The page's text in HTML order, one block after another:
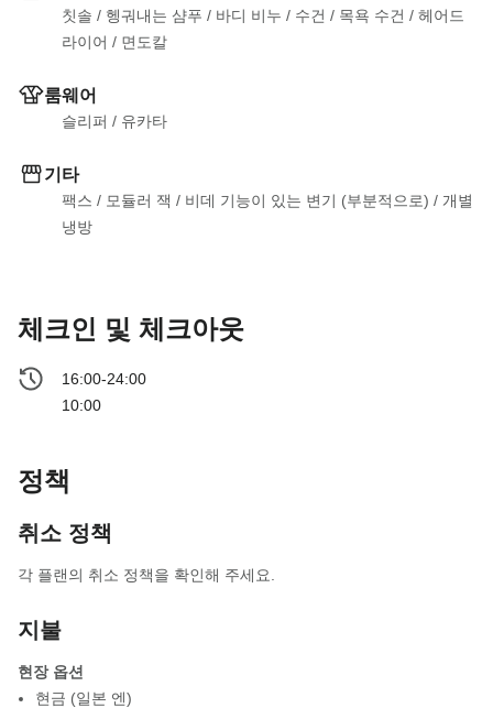
칫솔 / 헹궈내는 샴푸 / 바디 비누 / 수건 / 목욕 수건 / 헤어드
라이어 / 면도칼
룸웨어
슬리퍼 / 유카타
기타
팩스 / 모듈러 잭 / 비데 기능이 있는 변기 (부분적으로) / 개별
냉방
체크인 및 체크아웃
16:00-24:00
10:00
정책
취소 정책
각 플랜의 취소 정책을 확인해 주세요.
지불
현장 옵션
현금 (일본 엔)